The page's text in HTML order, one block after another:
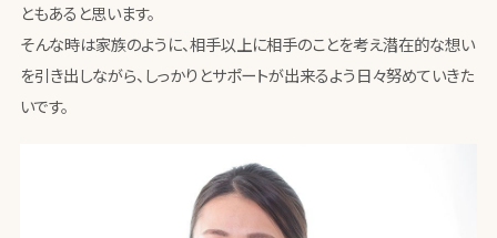
ともあると思います。
そんな時は家族のように、相手以上に相手のことを考え潜在的な想い
を引き出しながら、しっかりとサポートが出来るよう日々努めていきた
いです。